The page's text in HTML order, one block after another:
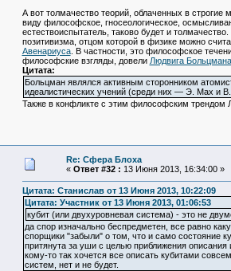
А вот толмачество теорий, облаченных в
виду философское, гносеологическое,
естествоиспытатель, таково будет и
позитивизма, отцом которой в физике можно
Авенариуса. В частности, это философское
философские взгляды, довели Людвига Больцмана
Цитата:
Больцман являлся активным сторонником
идеалистических учений (среди них — Э. Мах и
Также в конфликте с этим философским трендом
Re: Сфера Блоха
« Ответ #32 : 13 Июня 2013, 16:34:00 »
Цитата: Станислав от 13 Июня 2013, 10:22:09
Цитата: Участник от 13 Июня 2013, 01:06:53
кубит (или двухуровневая система) - это не
да спор изначально беспредметен, все равно
спорщики "забыли" о том, что и само состояние
притянута за уши с целью приближения
кому-то так хочется все описать кубитами
систем, нет и не будет.